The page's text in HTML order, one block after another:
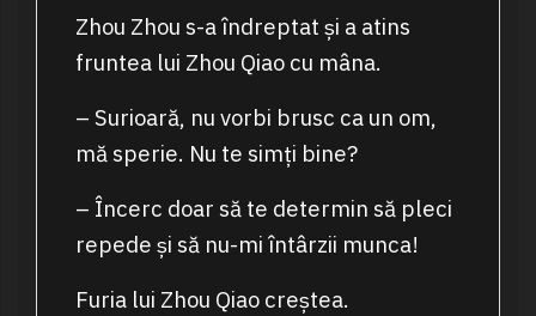
Zhou Zhou s-a îndreptat și a atins
fruntea lui Zhou Qiao cu mâna.
– Surioară, nu vorbi brusc ca un om,
mă sperie. Nu te simți bine?
– Încerc doar să te determin să pleci
repede și să nu-mi întârzii munca!
Furia lui Zhou Qiao creștea.